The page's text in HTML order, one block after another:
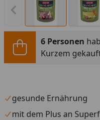
Vorheriges Bild
6 Personen
Kurzem
gesunde Ernährung
mit dem Plus an